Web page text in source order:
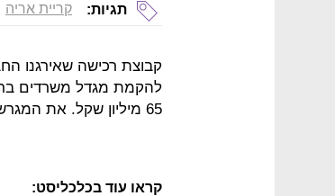
תגיות: קריית אריה
קבוצת רכישה שאירגנו
להקמת מגדל משרדים
65 מיליון שקל. את המגרש מכרו בעלי קרקע פרטיים.
קראו עוד בכלכליסט: